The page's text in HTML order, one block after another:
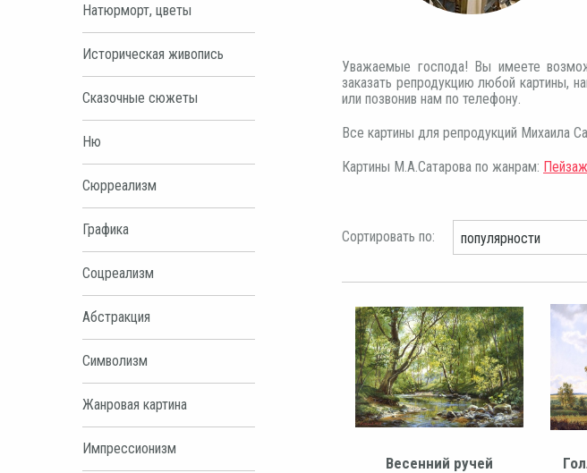
Натюрморт, цветы
Историческая живопись
Сказочные сюжеты
Ню
Сюрреализм
Графика
Соцреализм
Абстракция
Символизм
Жанровая картина
Импрессионизм
Уважаемые господа! Вы имеете
заказать репродукцию любой картины,
или позвонив нам по телефону.
Все картины для репродукций Михаила
Картины М.А.Сатарова по жанрам: Пейзаж
Сортировать по:
Весенний ручей